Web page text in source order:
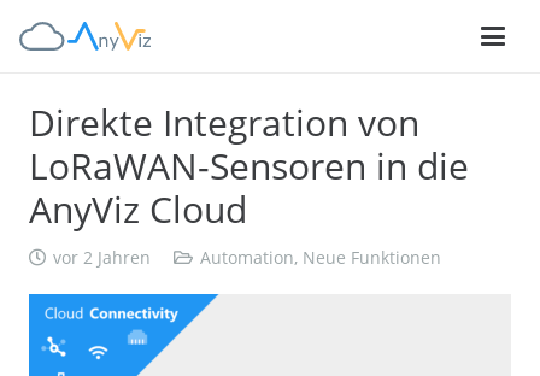
Direkte Integration von
LoRaWAN-Sensoren in die
AnyViz Cloud
vor 2 Jahren Automation, Neue Funktionen